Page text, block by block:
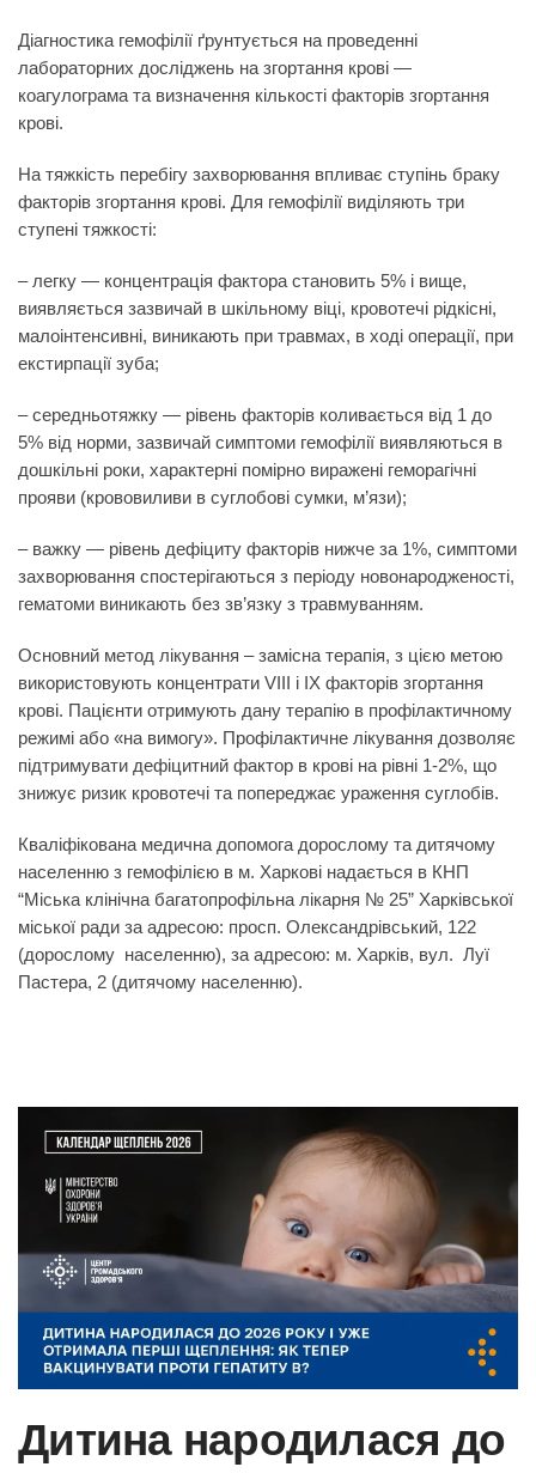
Діагностика гемофілії ґрунтується на проведенні
лабораторних досліджень на згортання крові —
коагулограма та визначення кількості факторів згортання
крові.
На тяжкість перебігу захворювання впливає ступінь браку
факторів згортання крові. Для гемофілії виділяють три
ступені тяжкості:
– легку — концентрація фактора становить 5% і вище,
виявляється зазвичай в шкільному віці, кровотечі рідкісні,
малоінтенсивні, виникають при травмах, в ході операції, при
екстирпації зуба;
–середньотяжку — рівень факторів коливається від 1 до
5% від норми, зазвичай симптоми гемофілії виявляються в
дошкільні роки, характерні помірно виражені геморагічні
прояви (крововиливи в суглобові сумки, м’язи);
– важку — рівень дефіциту факторів нижче за 1%, симптоми
захворювання спостерігаються з періоду новонародженості,
гематоми виникають без зв’язку з травмуванням.
Основний метод лікування – замісна терапія, з цією метою
використовують концентрати VIII і IX факторів згортання
крові. Пацієнти отримують дану терапію в профілактичному
режимі або «на вимогу». Профілактичне лікування дозволяє
підтримувати дефіцитний фактор в крові на рівні 1-2%, що
знижує ризик кровотечі та попереджає ураження суглобів.
Кваліфікована медична допомога дорослому та дитячому
населенню з гемофілією в м. Харкові надається в КНП
“Міська клінічна багатопрофільна лікарня № 25” Харківської
міської ради за адресою: просп. Олександрівський, 122
(дорослому населенню), за адресою: м. Харків, вул. Луї
Пастера, 2 (дитячому населенню).
Дитина народилася до